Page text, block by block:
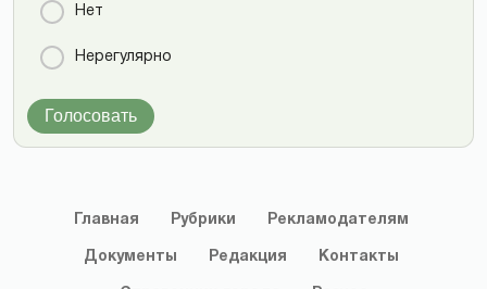
Нет
Нерегулярно
Голосовать
Главная Рубрики Рекламодателям
Документы Редакция Контакты